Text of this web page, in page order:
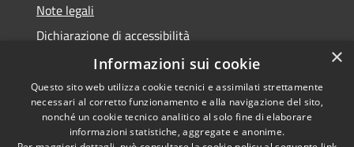
Note legali
Dichiarazione di accessibilità
Piano di miglioramento
RSS Copyright © 2026 • Comune di
×
Informazioni sui cookie
Questo sito web utilizza cookie tecnici e assimilati strettamente
necessari al corretto funzionamento e alla navigazione del sito,
nonché un cookie tecnico analitico al solo fine di elaborare
informazioni statistiche, aggregate e anonime.